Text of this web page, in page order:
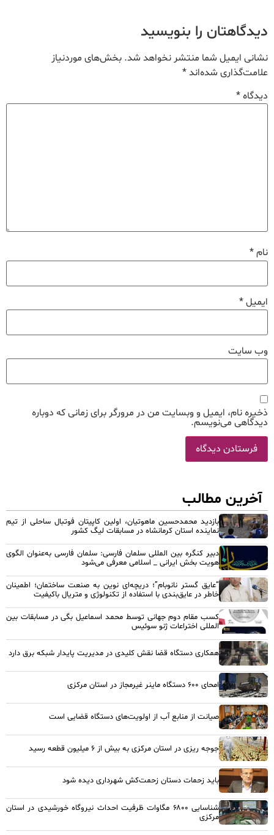
دیدگاهتان را بنویسید
نشانی ایمیل شما منتشر نخواهد شد. بخش‌های موردنیاز
علامت‌گذاری شده‌اند*
دیدگاه*
نام*
ایمیل*
وب‌ سایت
ذخیره نام، ایمیل و وبسایت من در مرورگر برای زمانی که دوباره
دیدگاهی می‌نویسم.
آخرین مطالب
بازدید محمدحسین ماهوتیان، اولین کاپیتان فوتبال ساحلی از تیم
نماینده استان کرمانشاه در مسابقات لیگ کشور
دبیر کنگره بین المللی سلمان فارسی: سلمان فارسی به‌عنوان الگوی
هویت بخش ایرانی _ اسلامی معرفی می‌شود
“عایق گستر نانوبام”؛ دریچه‌ای نوین به صنعت ساختمان؛ اطمینان
خاطر در عایق‌بندی با استفاده از تکنولوژی و متریال باکیفیت
کسب مقام دوم جهانی توسط محمد اسماعیل بگی در مسابقات بین
المللی اختراعات ژنو سوئیس
همکاری دستگاه قضا نقش کلیدی در مدیریت پایدار شبکه برق دارد
امحای ۶۰۰ دستگاه ماینر غیرمجاز در استان مرکزی
صیانت از منابع آب از اولویت‌های دستگاه قضایی است
جوجه ریزی در استان مرکزی به بیش از ۶ میلیون قطعه رسید
باید زحمات دستان زحمت‌کش شهرداری دیده شود
شناسایی ۶۸۰۰ مگاوات ظرفیت احداث نیروگاه خورشیدی در استان
مرکزی